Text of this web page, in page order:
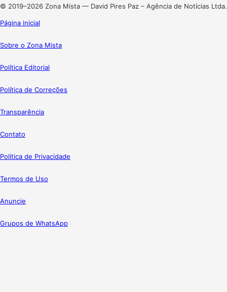
© 2019–2026 Zona Mista — David Pires Paz – Agência de Notícias Ltda.
Página inicial
Sobre o Zona Mista
Política Editorial
Política de Correções
Transparência
Contato
Política de Privacidade
Termos de Uso
Anuncie
Grupos de WhatsApp